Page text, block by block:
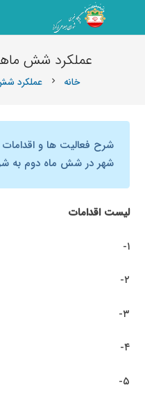
عملکرد شش
خانه chevron_right عملکرد
شرح فعالیت ها و
شهر در شش ماه دوم به
لیست اقدامات
۱-
۲-
۳-
۴-
۵-